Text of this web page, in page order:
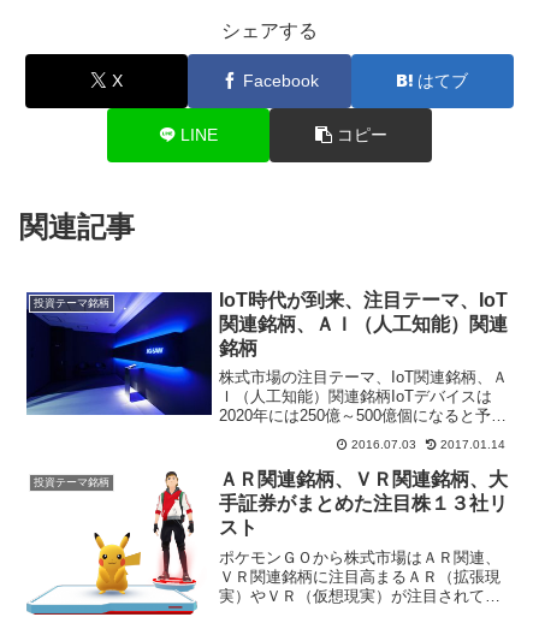
シェアする
X Facebook はてブ
LINE コピー
関連記事
投資テーマ銘柄
IoT時代が到来、注目テーマ、IoT
関連銘柄、ＡＩ（人工知能）関連
銘柄
株式市場の注目テーマ、IoT関連銘柄、Ａ
Ｉ（人工知能）関連銘柄IoTデバイスは
2020年には250億～500億個になると予想
する調査結果もあり、急成長する市場と
して注目されている。IoTの課題はソフト
ウェアとセキュリティであり、デバイス
の種...
2016.07.03 2017.01.14
投資テーマ銘柄
ＡＲ関連銘柄、ＶＲ関連銘柄、大
手証券がまとめた注目株１３社リ
スト
ポケモンＧＯから株式市場はＡＲ関連、
ＶＲ関連銘柄に注目高まるＡＲ（拡張現
実）やＶＲ（仮想現実）が注目されてい